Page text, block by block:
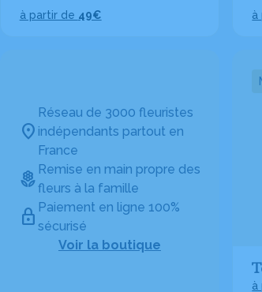
Réseau de 3000 fleuristes
indépendants partout en
France
Remise en main propre des
fleurs à la famille
Paiement en ligne 100%
sécurisé
Voir la boutique
à partir de 49€ à
à